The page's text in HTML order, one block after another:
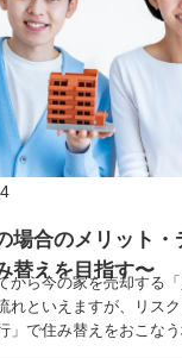
場合のメリット
替えを目指す〜
から今の家を売却する
れといえますが、リス
」で住み替えをおこな